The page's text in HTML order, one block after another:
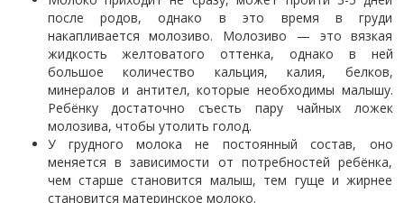
после родов, однако в это время в груди
накапливается молозиво. Молозиво — это вязкая
жидкость желтоватого оттенка, однако в ней
большое количество кальция, калия, белков,
минералов и антител, которые необходимы малышу.
Ребёнку достаточно съесть пару чайных ложек
молозива, чтобы утолить голод.
У грудного молока не постоянный состав, оно
меняется в зависимости от потребностей ребёнка,
чем старше становится малыш, тем гуще и жирнее
становится материнское молоко.